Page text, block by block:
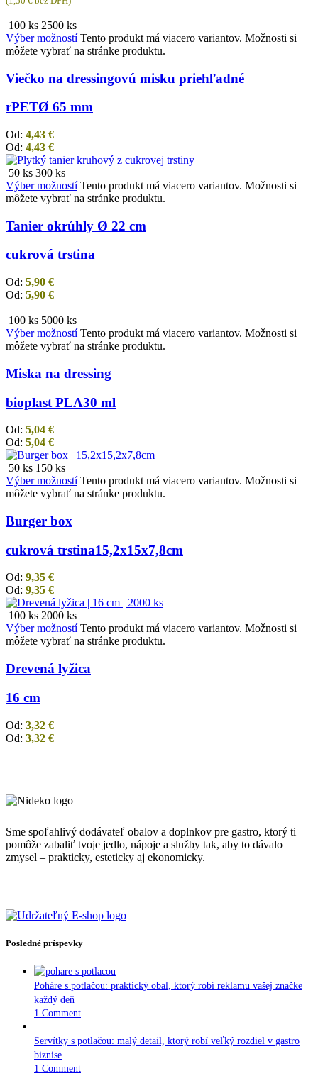
100 ks 2500 ks
Výber možností Tento produkt má viacero variantov. Možnosti si
môžete vybrať na stránke produktu.
Viečko na dressingovú misku priehľadné
rPETØ 65 mm
Od: 4,43 €
Od: 4,43 €
50 ks 300 ks
Výber možností Tento produkt má viacero variantov. Možnosti si
môžete vybrať na stránke produktu.
Tanier okrúhly Ø 22 cm
cukrová trstina
Od: 5,90 €
Od: 5,90 €
100 ks 5000 ks
Výber možností Tento produkt má viacero variantov. Možnosti si
môžete vybrať na stránke produktu.
Miska na dressing
bioplast PLA30 ml
Od: 5,04 €
Od: 5,04 €
50 ks 150 ks
Výber možností Tento produkt má viacero variantov. Možnosti si
môžete vybrať na stránke produktu.
Burger box
cukrová trstina15,2x15x7,8cm
Od: 9,35 €
Od: 9,35 €
100 ks 2000 ks
Výber možností Tento produkt má viacero variantov. Možnosti si
môžete vybrať na stránke produktu.
Drevená lyžica
16 cm
Od: 3,32 €
Od: 3,32 €
Sme spoľahlivý dodávateľ obalov a doplnkov pre gastro, ktorý ti
pomôže zabaliť tvoje jedlo, nápoje a služby tak, aby to dávalo
zmysel – prakticky, esteticky aj ekonomicky.
Posledné príspevky
Poháre s potlačou: praktický obal, ktorý robí reklamu vašej značke
každý deň
1 Comment
Servítky s potlačou: malý detail, ktorý robí veľký rozdiel v gastro
biznise
1 Comment